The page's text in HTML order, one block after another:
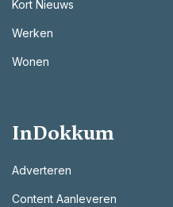
Kort Nieuws
Werken
Wonen
InDokkum
Adverteren
Content Aanleveren